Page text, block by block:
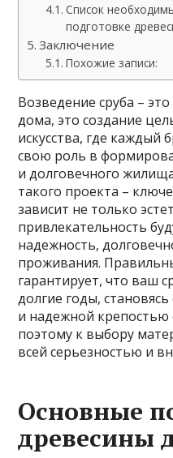
Список
подготовке
Заключение
Похожие записи:
Возведение сруба –
дома, это создание
искусства, где каждый
свою роль в
и долговечного
такого проекта –
зависит не только
привлекательность
надежность,
проживания.
гарантирует, что ваш
долгие годы,
и надежной
поэтому к выбору
всей серьезностью и
Основные
древесины